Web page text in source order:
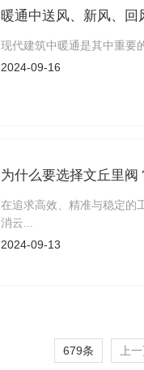
暖通中送风、新风、回
现代建筑中暖通是其中重要
2024-09-16
为什么要选择文丘里阀
在追求高效、精准与稳定的
消云...
2024-09-13
679条 上